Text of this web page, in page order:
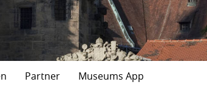
Partner Museums App